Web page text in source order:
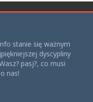
stanie się ważnym
dyscypliny
pasj?, co musi
nas!